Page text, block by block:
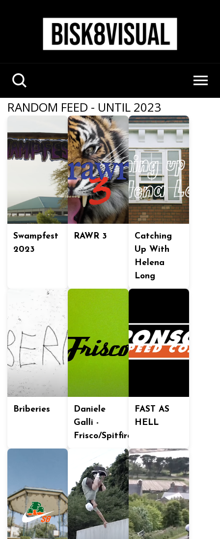
RANDOM FEED - UNTIL 2023
Swampfest
2023
RAWR 3
Catching
Up With
Helena
Long
Briberies
Daniele
Galli -
Frisco/Spitfire
FAST AS
HELL